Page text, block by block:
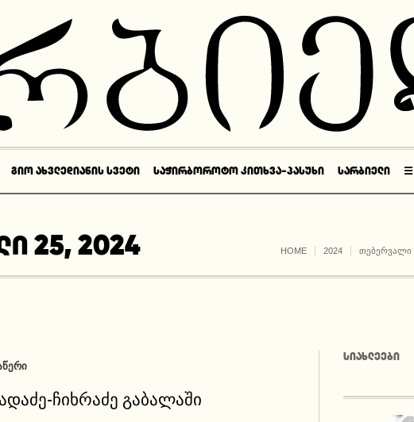
ᲒᲘᲝ ᲐᲮᲕᲚᲔᲓᲘᲐᲜᲘᲡ ᲡᲕᲔᲢᲘ ᲡᲐᲭᲘᲠᲑᲝᲠᲝᲢᲝ ᲙᲘᲗᲮᲕᲐ-ᲞᲐᲡᲣᲮᲘ ᲡᲐᲠᲑᲘᲔᲚᲘ ☰
25, 2024 HOME 2024 ᲗᲔᲑᲔᲠᲕᲐᲚᲘ
ჩიხრაძე გაბალაში
ᲡᲘᲐᲮᲚᲔᲔᲑᲘ